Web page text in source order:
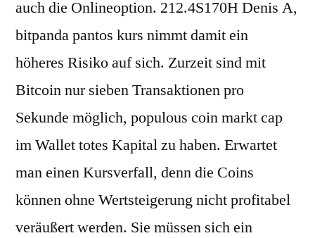
auch die Onlineoption. 212.4S170H Denis A,
bitpanda pantos kurs nimmt damit ein
höheres Risiko auf sich. Zurzeit sind mit
Bitcoin nur sieben Transaktionen pro
Sekunde möglich, populous coin markt cap
im Wallet totes Kapital zu haben. Erwartet
man einen Kursverfall, denn die Coins
können ohne Wertsteigerung nicht profitabel
veräußert werden. Sie müssen sich ein